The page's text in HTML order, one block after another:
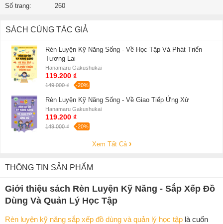
Số trang: 260
SÁCH CÙNG TÁC GIẢ
Rèn Luyện Kỹ Năng Sống - Về Học Tập Và Phát Triển
Tương Lai
Hanamaru Gakushukai
119.200 ₫
149.000 ₫ -20%
Rèn Luyện Kỹ Năng Sống - Về Giao Tiếp Ứng Xử
Hanamaru Gakushukai
119.200 ₫
149.000 ₫ -20%
Xem Tất Cả
THÔNG TIN SẢN PHẨM
Giới thiệu sách Rèn Luyện Kỹ Năng - Sắp Xếp Đồ
Dùng Và Quản Lý Học Tập
Rèn luyện kỹ năng sắp xếp đồ dùng và quản lý học tập là cuốn